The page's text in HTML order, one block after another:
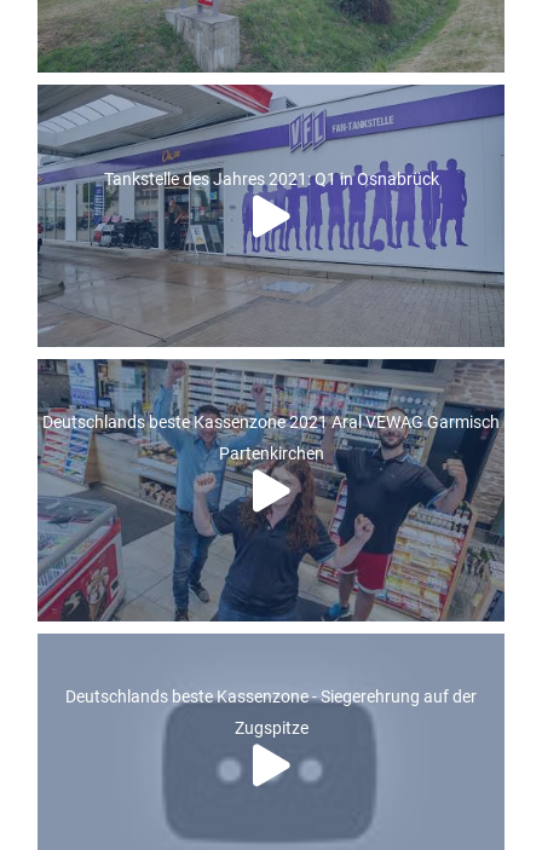
Tankstelle des Jahres 2021: Q1 in Osnabrück
Deutschlands beste Kassenzone 2021 Aral VEWAG Garmisch
Partenkirchen
Deutschlands beste Kassenzone - Siegerehrung auf der
Zugspitze